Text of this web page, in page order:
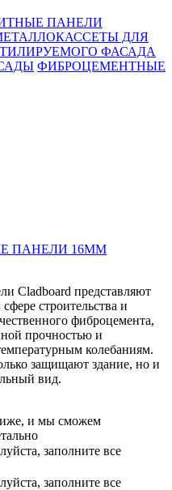
ПАНЕЛИ
ДЛЯ
ФАСАДА
ФИБРОЦЕМЕНТНЫЕ
ПАНЕЛИ 16ММ
Cladboard представляют
строительства и
фиброцемента,
прочностью и
колебаниям.
защищают здание, но и
вид.
и мы сможем
заполните все
заполните все